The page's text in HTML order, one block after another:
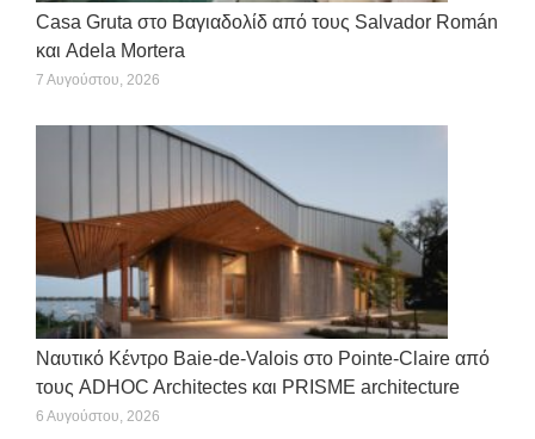
Casa Gruta στο Βαγιαδολίδ από τους Salvador Román
και Adela Mortera
7 Αυγούστου, 2026
Ναυτικό Κέντρο Baie-de-Valois στο Pointe-Claire από
τους ADHOC Architectes και PRISME architecture
6 Αυγούστου, 2026